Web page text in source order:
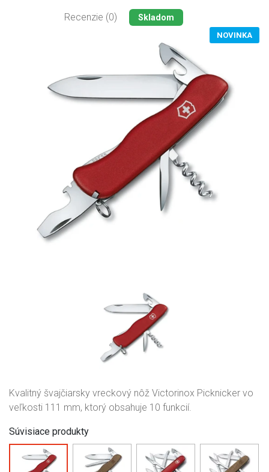
Recenzie (0) Skladom
NOVINKA
Kvalitný švajčiarsky vreckový nôž Victorinox Picknicker vo
veľkosti 111 mm, ktorý obsahuje 10 funkcií.
Súvisiace produkty